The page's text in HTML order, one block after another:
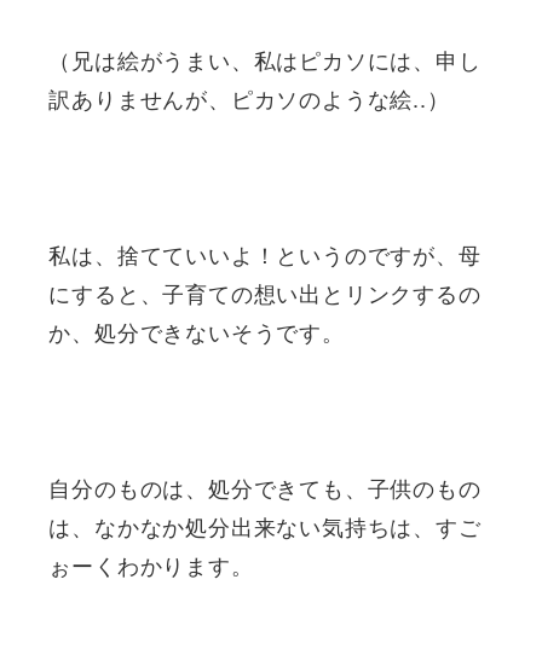
（兄は絵がうまい、私はピカソには、申し
訳ありませんが、ピカソのような絵..）
私は、捨てていいよ！というのですが、母
にすると、子育ての想い出とリンクするの
か、処分できないそうです。
自分のものは、処分できても、子供のもの
は、なかなか処分出来ない気持ちは、すご
ぉーくわかります。